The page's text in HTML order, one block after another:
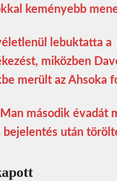
keményebb
lebuktatta a
miközben
merült az Ahsoka
második évadát
bejelentés után